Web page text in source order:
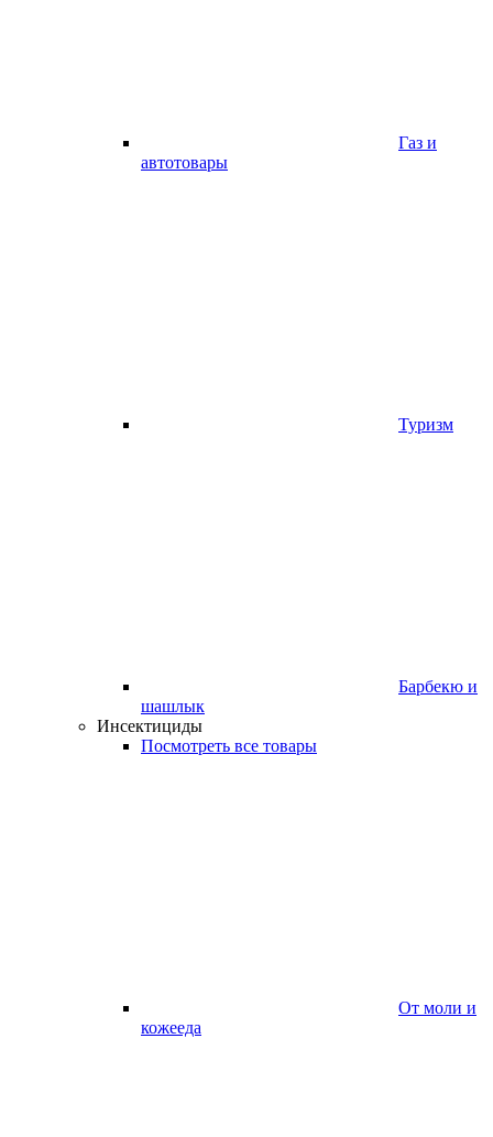
Газ и
автотовары
Туризм
Барбекю и
шашлык
Инсектициды
Посмотреть все товары
От моли и
кожееда